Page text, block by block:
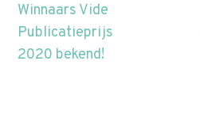
Winnaars Vide
Publicatieprijs
2020 bekend!